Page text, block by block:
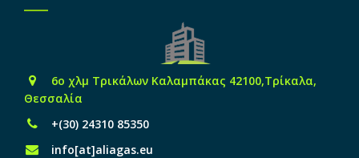
6o χλμ Τρικάλων Καλαμπάκας 42100,Τρίκαλα,
Θεσσαλία
+(30) 24310 85350
info[at]aliagas.eu